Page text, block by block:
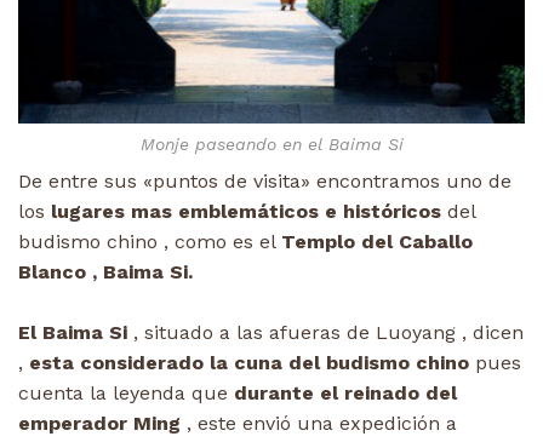
Monje paseando en el Baima Si
De entre sus «puntos de visita» encontramos uno de
los lugares mas emblemáticos e históricos del
budismo chino , como es el Templo del Caballo
Blanco , Baima Si.
El Baima Si , situado a las afueras de Luoyang , dicen
, esta considerado la cuna del budismo chino pues
cuenta la leyenda que durante el reinado del
emperador Ming , este envió una expedición a